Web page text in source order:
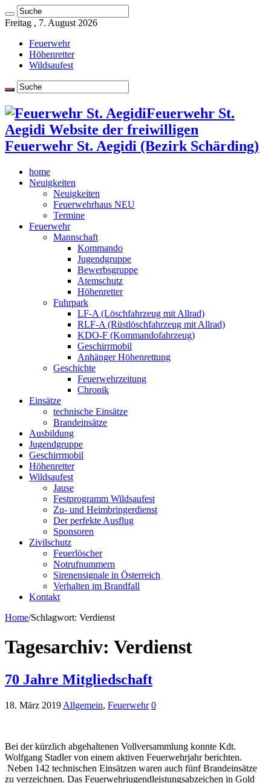
Freitag , 7. August 2026
Feuerwehr
Höhenretter
Wildsaufest
Feuerwehr St.
Aegidi Website der freiwilligen
Feuerwehr St. Aegidi (Bezirk Schärding)
home
Neuigkeiten
Neuigkeiten
Feuerwehrhaus NEU
Termine
Feuerwehr
Mannschaft
Kommando
Jugendgruppe
Bewerbsgruppe
Atemschutz
Höhenretter
Fuhrpark
LF-A (Löschfahrzeug mit Allrad)
RLF-A (Rüstlöschfahrzeug mit Allrad)
KDO-F (Kommandofahrzeug)
Geschirrmobil
Anhänger Höhenrettung
Geschichte
Feuerwehrzeitung
Chronik
Einsätze
technische Einsätze
Brandeinsätze
Ausbildung
Jugendgruppe
Geschirrmobil
Höhenretter
Wildsaufest
Jause
Festprogramm Wildsaufest
Zu- und Heimbringerdienst
Der perfekte Ausflug
Sponsoren
Zivilschutz
Feuerlöscher
Notrufnummern
Sirenensignale in Österreich
Verhalten im Brandfall
Kontakt
Home/Schlagwort: Verdienst
Tagesarchiv: Verdienst
70 Jahre Mitgliedschaft
18. März 2019 Allgemein, Feuerwehr 0
Bei der kürzlich abgehaltenen Vollversammlung konnte Kdt.
Wolfgang Stadler von einem aktiven Feuerwehrjahr berichten.
Neben 142 technischen Einsätzen waren auch fünf Brandeinsätze
zu verzeichnen. Das Feuerwehrjugendleistungsabzeichen in Gold